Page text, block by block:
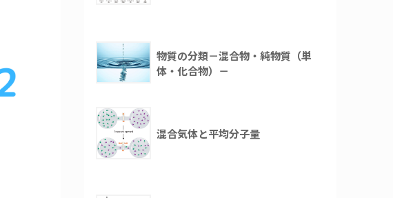
物質の分類－混合物・純物質（単
体・化合物）－
混合気体と平均分子量